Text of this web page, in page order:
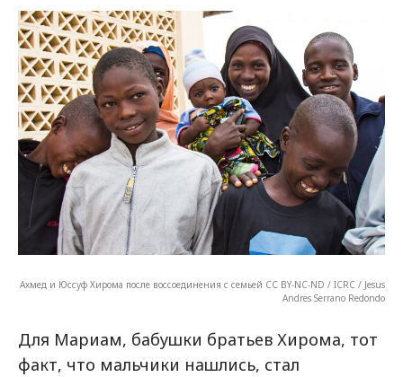
Ахмед и Юссуф Хирома после воссоединения с семьей CC BY-NC-ND / ICRC / Jesus
Andres Serrano Redondo
Для Мариам, бабушки братьев Хирома, тот
факт, что мальчики нашлись, стал